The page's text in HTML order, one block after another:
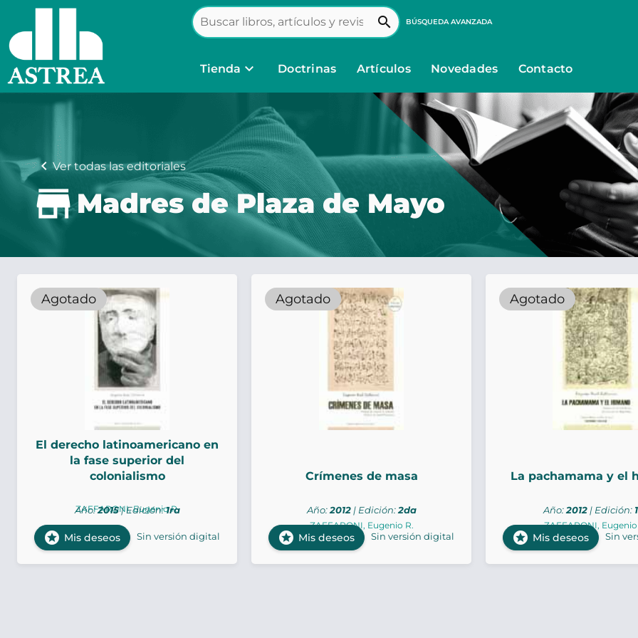
search BÚSQUEDA AVANZADA
Tienda keyboard_arrow_down Doctrinas Artículos Novedades Contacto
chevron_leftVer todas las editoriales
Madres de Plaza de Mayo
Agotado
El derecho latinoamericano en
la fase superior del
colonialismo
ZAFFARONI, Eugenio R.
Año:2015| Edición:1ra
stars Mis deseos Sin versión digital
Agotado
Crímenes de masa
ZAFFARONI, Eugenio R.
Año:2012| Edición:2da
stars Mis deseos Sin versión digital
Agotado
La pachamama y el
ZAFFARONI, Eugenio
Año:2012| Edición:
stars Mis deseos Sin